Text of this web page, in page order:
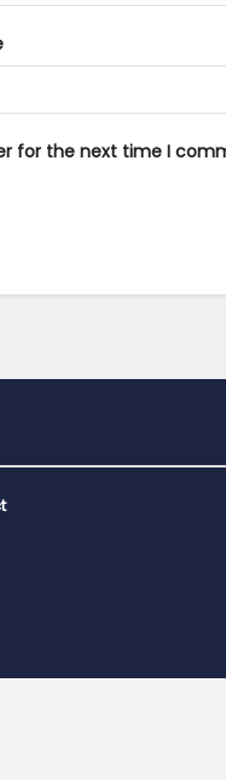
for the next time I